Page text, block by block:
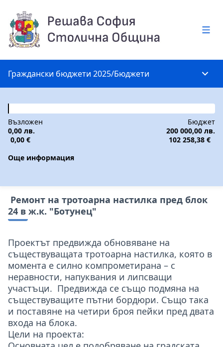
Граждански бюджети 2025/Бюджети
Възложен
0,00 лв.
0,00 €
Бюджет
200 000,00 лв.
102 258,38 €
Още информация
Ремонт на тротоарна настилка пред блок
24 в ж.к. "Ботунец"
Проектът предвижда обновяване на
съществуващата тротоарна настилка, която в
момента е силно компрометирана – с
неравности, напуквания и липсващи
участъци. Предвижда се също подмяна на
съществуващите пътни бордюри. Също така
и поставяне на четири броя пейки пред двата
входа на блока.
Цели на проекта: